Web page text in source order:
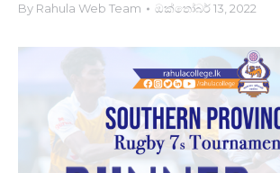
By Rahula Web Team ඔක්තෝබර් 13, 2022